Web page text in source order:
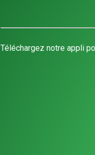
Téléchargez notre appli